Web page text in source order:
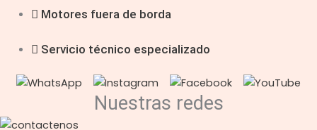
Motores fuera de borda
Servicio técnico especializado
Nuestras redes